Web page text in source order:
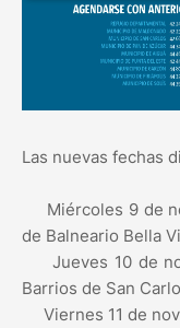
Las nuevas fechas
Miércoles 9 de
de Balneario Bella
Jueves 10 de
Barrios de San
Viernes 11 de